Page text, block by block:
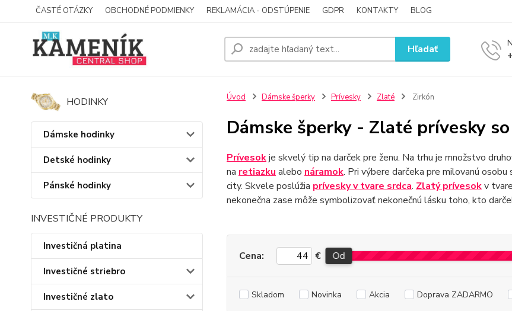
ČASTÉ OTÁZKY OBCHODNÉ PODMIENKY REKLAMÁCIA - ODSTÚPENIE GDPR KONTAKTY BLOG
Hľadať
HODINKY
Dámske hodinky
Detské hodinky
Pánské hodinky
INVESTIČNÉ PRODUKTY
Investičná platina
Investičné striebro
Investičné zlato
Úvod Dámske šperky Prívesky Zlaté Zirkón
Dámske šperky - Zlaté prívesky
Prívesokje skvelý tip na darček pre ženu. Na trhu je množstvo
na retiazku alebo náramok. Pri výbere darčeka pre milovanú
city. Skvele poslúžia prívesky v tvare srdca. Zlatý prívesokv
nekonečna zase môže symbolizovať nekonečnú lásku toho, kto
Cena: € Od
Skladom Novinka Akcia Doprava ZADARMO